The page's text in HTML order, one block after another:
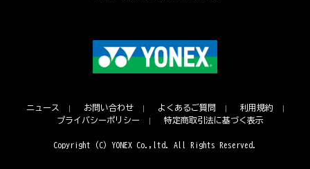
ニュース お問い合わせ よくあるご質問
利用規約
プライバシーポリシー
特定商取引法に基づく表示
Copyright (C) YONEX Co.,ltd. All Rights Reserved.